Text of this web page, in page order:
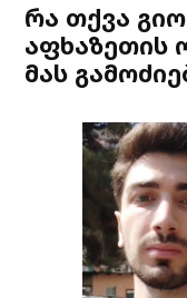
რა თქვა
აფხაზეთის
მას